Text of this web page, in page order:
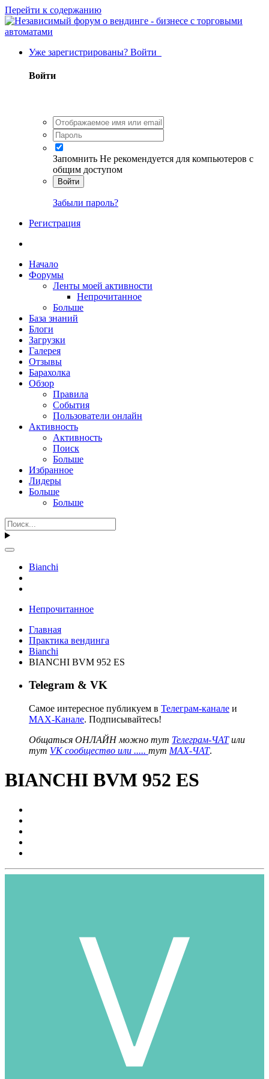
Перейти к содержанию
Уже зарегистрированы? Войти
Войти
Запомнить Не рекомендуется для компьютеров с
общим доступом
Войти
Забыли пароль?
Регистрация
Начало
Форумы
Ленты моей активности
Непрочитанное
Больше
База знаний
Блоги
Загрузки
Галерея
Отзывы
Барахолка
Обзор
Правила
События
Пользователи онлайн
Активность
Активность
Поиск
Больше
Избранное
Лидеры
Больше
Больше
Bianchi
Непрочитанное
Главная
Практика вендинга
Bianchi
BIANCHI BVM 952 ES
Telegram & VK
Самое интересное публикуем в Телеграм-канале и
MAX-Канале. Подписывайтесь!
Общаться ОНЛАЙН можно тут Телеграм-ЧАТили
тут VK сообщество или ..... тут MAX-ЧАТ.
BIANCHI BVM 952 ES